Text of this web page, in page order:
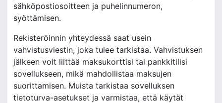
sähköpostiosoitteen ja puhelinnumeron,
syöttämisen.
Rekisteröinnin yhteydessä saat usein
vahvistusviestin, joka tulee tarkistaa. Vahvistuksen
jälkeen voit liittää maksukorttisi tai pankkitilisi
sovellukseen, mikä mahdollistaa maksujen
suorittamisen. Muista tarkistaa sovelluksen
tietoturva-asetukset ja varmistaa, että käytät